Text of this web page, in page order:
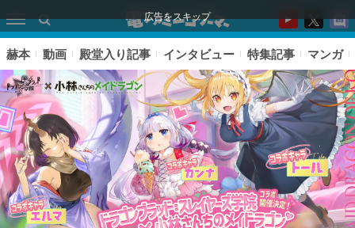
広告をスキップ
赫本 動画 殿堂入り記事 インタビュー 特集記事 マンガ